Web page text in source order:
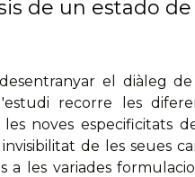
de un estado
el diàleg
recorre les
noves especificitats
de les seues
a les variades